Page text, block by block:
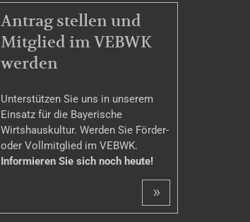
MITGLIEDSCHAFT
Antrag stellen und
Mitglied im VEBWK
werden
Unterstützen Sie uns in unserem
Einsatz für die Bayerische
Wirtshauskultur. Werden Sie Förder-
oder Vollmitglied im VEBWK.
Informieren Sie sich noch heute!
»